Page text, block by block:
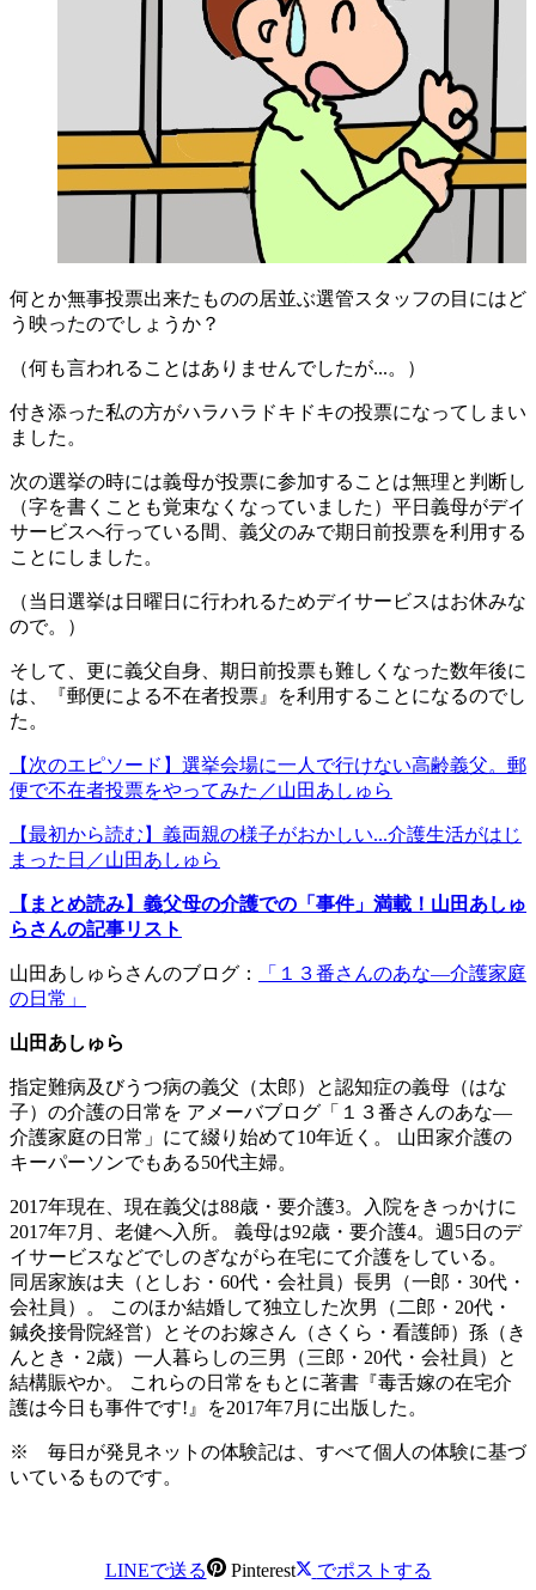
何とか無事投票出来たものの居並ぶ選管スタッフの目にはど
う映ったのでしょうか？
（何も言われることはありませんでしたが...。）
付き添った私の方がハラハラドキドキの投票になってしまい
ました。
次の選挙の時には義母が投票に参加することは無理と判断し
（字を書くことも覚束なくなっていました）平日義母がデイ
サービスへ行っている間、義父のみで期日前投票を利用する
ことにしました。
（当日選挙は日曜日に行われるためデイサービスはお休みな
ので。）
そして、更に義父自身、期日前投票も難しくなった数年後に
は、『郵便による不在者投票』を利用することになるのでし
た。
【次のエピソード】選挙会場に一人で行けない高齢義父。郵
便で不在者投票をやってみた／山田あしゅら
【最初から読む】義両親の様子がおかしい...介護生活がはじ
まった日／山田あしゅら
【まとめ読み】義父母の介護での「事件」満載！山田あしゅ
らさんの記事リスト
山田あしゅらさんのブログ：
「１３番さんのあな―介護家庭
の日常」
山田あしゅら
指定難病及びうつ病の義父（太郎）と認知症の義母（はな
子）の介護の日常を アメーバブログ「１３番さんのあな―
介護家庭の日常」にて綴り始めて10年近く。 山田家介護の
キーパーソンでもある50代主婦。
2017年現在、 現在義父は88歳・要介護3。入院をきっかけに
2017年7月、老健へ入所。 義母は92歳・要介護4。週5日のデ
イサービスなどでしのぎながら在宅にて介護をしている。
同居家族は夫（としお・60代・会社員）長男（一郎・30代・
会社員）。 このほか結婚して独立した次男（二郎・20代・
鍼灸接骨院経営）とそのお嫁さん（さくら・看護師）孫（き
んとき・2歳）一人暮らしの三男（三郎・20代・会社員）と
結構賑やか。 これらの日常をもとに著書『毒舌嫁の在宅介
護は今日も事件です!』を2017年7月に出版した。
※ 毎日が発見ネットの体験記は、すべて個人の体験に基づ
いているものです。
LINEで送る Pinterest でポストする